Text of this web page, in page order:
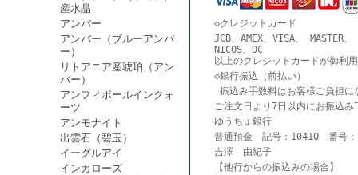
産水晶
アンバー
アンバー（ブルーアンバ
ー）
リトアニア産琥珀（アン
バー）
アンフィボールインクォ
ーツ
アンモナイト
出雲石（碧玉）
イーグルアイ
インカローズ
◇クレジットカード
JCB、AMEX、VISA、 MASTER
NICOS、DC
以上のクレジットカードが御利
◇銀行振込（前払い）
振込み手数料はお客様ご負担に
ご注文日より7日以内にお振込み
ゆうちょ銀行
普通預金 記号：10410 番号：
吉澤 由紀子
【他行からの振込みの場合】